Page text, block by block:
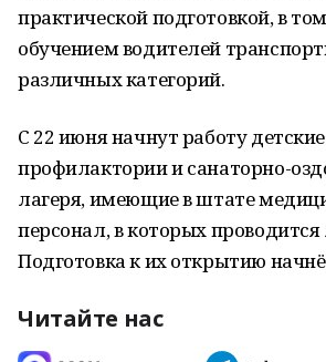
практической подготовкой, в
обучением водителей
различных категорий.
С 22 июня начнут работу
профилактории и санаторно-
лагеря, имеющие в штате
персонал, в которых проводится
Подготовка к их открытию
Читайте нас